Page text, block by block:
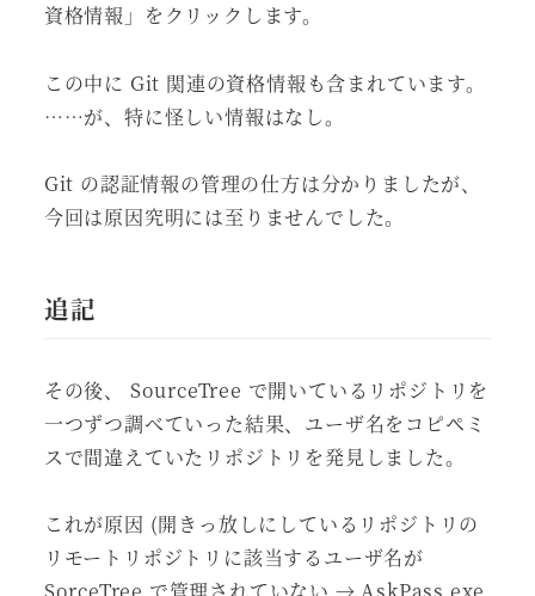
資格情報」をクリックします。
この中に Git 関連の資格情報も含まれています。
……が、特に怪しい情報はなし。
Git の認証情報の管理の仕方は分かりましたが、
今回は原因究明には至りませんでした。
追記
その後、 SourceTree で開いているリポジトリを
一つずつ調べていった結果、ユーザ名をコピペミ
スで間違えていたリポジトリを発見しました。
これが原因 (開きっ放しにしているリポジトリの
リモートリポジトリに該当するユーザ名が